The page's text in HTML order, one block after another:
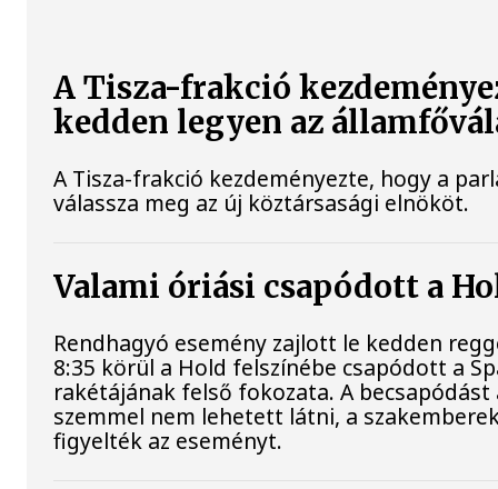
A Tisza-frakció
kedden legyen az
A Tisza-frakció kezdeményezte, hogy a
válassza meg az új köztársasági elnököt.
Valami óriási csapódott a
Rendhagyó esemény zajlott le kedden
8:35 körül a Hold felszínébe csapódott a
rakétájának felső fokozata. A becsapódást
szemmel nem lehetett látni, a
figyelték az eseményt.